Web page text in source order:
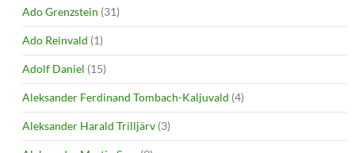
Ado Grenzstein (31)
Ado Reinvald (1)
Adolf Daniel (15)
Aleksander Ferdinand Tombach-Kaljuvald (4)
Aleksander Harald Trilljärv (3)